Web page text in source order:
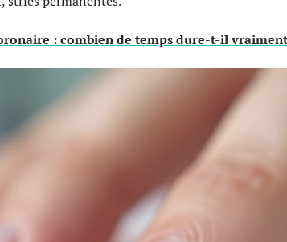
: combien de temps dure-t-il